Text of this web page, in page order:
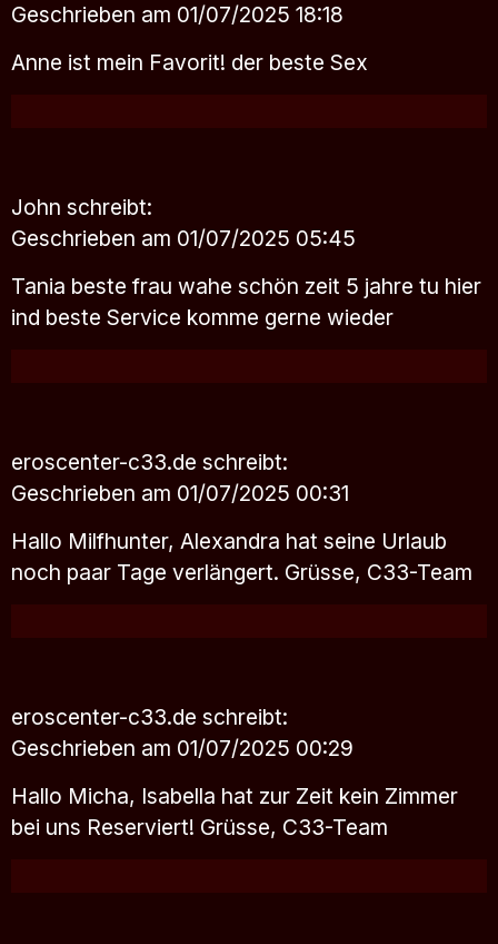
Geschrieben am 01/07/2025 18:18
Anne ist mein Favorit! der beste Sex
John schreibt:
Geschrieben am 01/07/2025 05:45
Tania beste frau wahe schön zeit 5 jahre tu hier
ind beste Service komme gerne wieder
eroscenter-c33.de schreibt:
Geschrieben am 01/07/2025 00:31
Hallo Milfhunter, Alexandra hat seine Urlaub
noch paar Tage verlängert. Grüsse, C33-Team
eroscenter-c33.de schreibt:
Geschrieben am 01/07/2025 00:29
Hallo Micha, Isabella hat zur Zeit kein Zimmer
bei uns Reserviert! Grüsse, C33-Team